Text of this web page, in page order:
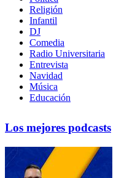
Religión
Infantil
DJ
Comedia
Radio Universitaria
Entrevista
Navidad
Música
Educación
Los mejores podcasts